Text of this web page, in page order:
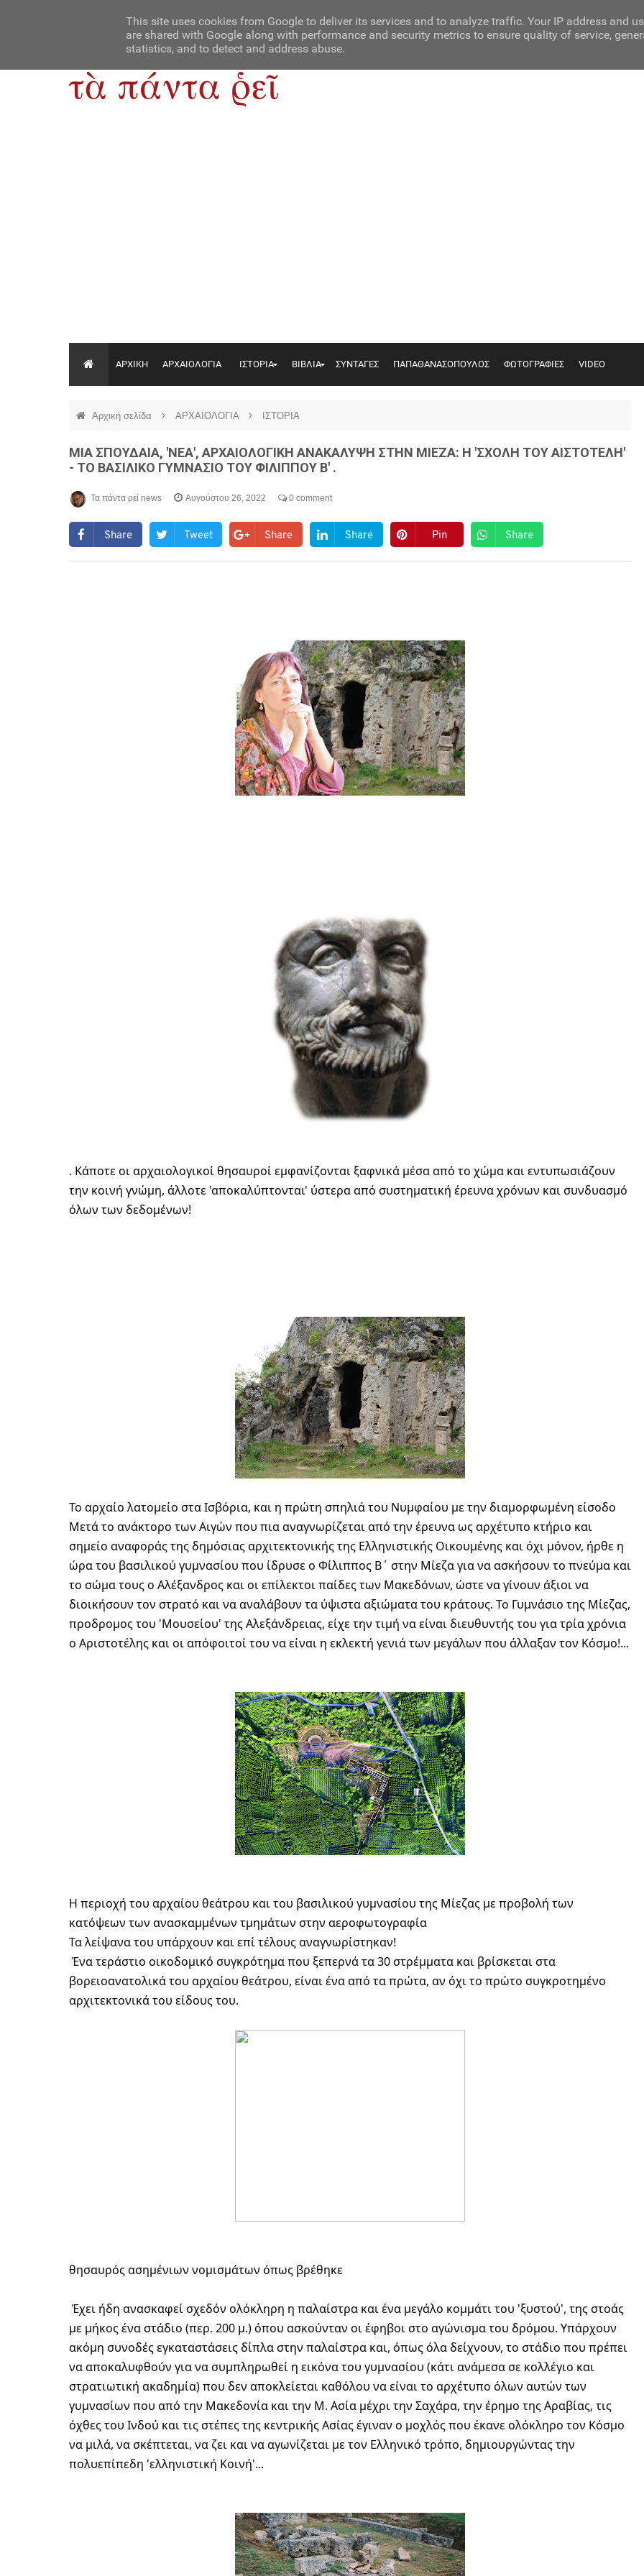
Contact Us About Us
ΑΡΧΙΚΗ ΑΡΧΑΙΟΛΟΓΙΑ ΙΣΤΟΡΙΑ ΒΙΒΛΙΑ ΣΥΝΤΑΓΕΣ ΠΑΠΑΘΑΝΑΣΟΠΟΥΛΟΣ ΦΩΤΟΓΡΑΦΙΕΣ VIDEO
Αρχική σελίδα ΑΡΧΑΙΟΛΟΓΙΑ ΙΣΤΟΡΙΑ
ΜΙΑ ΣΠΟΥΔΑΙΑ, 'ΝΕΑ', ΑΡΧΑΙΟΛΟΓΙΚΗ ΑΝΑΚΑΛΥΨΗ ΣΤΗΝ ΜΙΕΖΑ: Η 'ΣΧΟΛΗ ΤΟΥ ΑΙΣΤΟΤΕΛΗ'
- ΤΟ ΒΑΣΙΛΙΚΟ ΓΥΜΝΑΣΙΟ ΤΟΥ ΦΙΛΙΠΠΟΥ Β' .
Τα πάντα ρεί news Αυγούστου 26, 2022 0 comment
Share Tweet Share Share Pin Share
. Κάποτε οι αρχαιολογικοί θησαυροί εμφανίζονται ξαφνικά μέσα από το χώμα και εντυπωσιάζουν
την κοινή γνώμη, άλλοτε 'αποκαλύπτονται' ύστερα από συστηματική έρευνα χρόνων και συνδυασμό
όλων των δεδομένων!
Το αρχαίο λατομείο στα Ισβόρια, και η πρώτη σπηλιά του Νυμφαίου με την διαμορφωμένη είσοδο
Μετά το ανάκτορο των Αιγών που πια αναγνωρίζεται από την έρευνα ως αρχέτυπο κτήριο και
σημείο αναφοράς της δημόσιας αρχιτεκτονικής της Ελληνιστικής Οικουμένης και όχι μόνον, ήρθε η
ώρα του βασιλικού γυμνασίου που ίδρυσε ο Φίλιππος Β΄ στην Μίεζα για να ασκήσουν το πνεύμα και
το σώμα τους ο Αλέξανδρος και οι επίλεκτοι παίδες των Μακεδόνων, ώστε να γίνουν άξιοι να
διοικήσουν τον στρατό και να αναλάβουν τα ύψιστα αξιώματα του κράτους. Το Γυμνάσιο της Μίεζας,
προδρομος του 'Μουσείου' της Αλεξάνδρειας, είχε την τιμή να είναι διευθυντής του για τρία χρόνια
Η περιοχή του αρχαίου θεάτρου και του βασιλικού γυμνασίου της Μίεζας με προβολή των
κατόψεων των ανασκαμμένων τμημάτων στην αεροφωτογραφία
Τα λείψανα του υπάρχουν και επί τέλους αναγνωρίστηκαν!
βορειοανατολικά του αρχαίου θεάτρου, είναι ένα από τα πρώτα, αν όχι το πρώτο συγκροτημένο
αρχιτεκτονικά του είδους του.
θησαυρός ασημένιων νομισμάτων όπως βρέθηκε
με μήκος ένα στάδιο (περ. 200 μ.) όπου ασκούνταν οι έφηβοι στο αγώνισμα του δρόμου. Υπάρχουν
ακόμη συνοδές εγκαταστάσεις δίπλα στην παλαίστρα και, όπως όλα δείχνουν, το στάδιο που πρέπει
να αποκαλυφθούν για να συμπληρωθεί η εικόνα του γυμνασίου (κάτι ανάμεσα σε κολλέγιο και
στρατιωτική ακαδημία) που δεν αποκλείεται καθόλου να είναι το αρχέτυπο όλων αυτών των
γυμνασίων που από την Μακεδονία και την Μ. Ασία μέχρι την Σαχάρα, την έρημο της Αραβίας, τις
όχθες του Ινδού και τις στέπες της κεντρικής Ασίας έγιναν ο μοχλός που έκανε ολόκληρο τον Κόσμο
να μιλά, να σκέπτεται, να ζει και να αγωνίζεται με τον Ελληνικό τρόπο, δημιουργώντας την
πολυεπίπεδη 'ελληνιστική Κοινή'...
This site uses cookies from Google to deliver its services and to analyze traffic. Your IP address and
are shared with Google along with performance and security metrics to ensure quality of service,
statistics, and to detect and address abuse.